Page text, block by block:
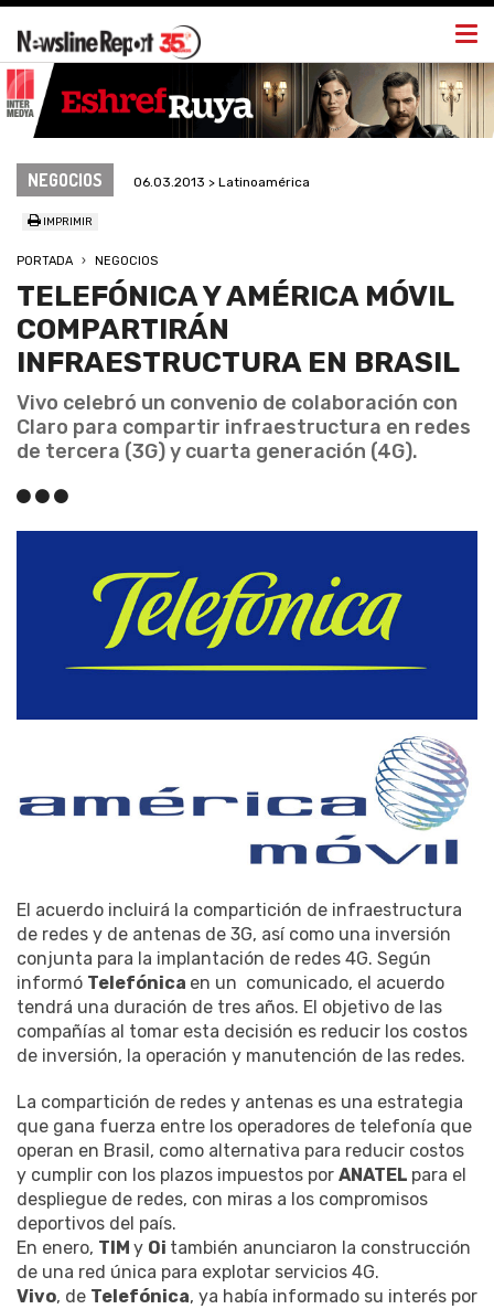
NEGOCIOS 06.03.2013 > Latinoamérica
IMPRIMIR
PORTADA NEGOCIOS
TELEFÓNICA Y AMÉRICA MÓVIL
COMPARTIRÁN
INFRAESTRUCTURA EN BRASIL
Vivo celebró un convenio de colaboración con
Claro para compartir infraestructura en redes
de tercera (3G) y cuarta generación (4G).
El acuerdo incluirá la compartición de infraestructura
de redes y de antenas de 3G, así como una inversión
conjunta para la implantación de redes 4G. Según
informó Telefónica en un comunicado, el acuerdo
tendrá una duración de tres años. El objetivo de las
compañías al tomar esta decisión es reducir los costos
de inversión, la operación y manutención de las redes.
La compartición de redes y antenas es una estrategia
que gana fuerza entre los operadores de telefonía que
operan en Brasil, como alternativa para reducir costos
y cumplir con los plazos impuestos por ANATEL para el
despliegue de redes, con miras a los compromisos
deportivos del país.
En enero, TIM y Oi también anunciaron la construcción
de una red única para explotar servicios 4G.
Vivo, de Telefónica, ya había informado su interés por